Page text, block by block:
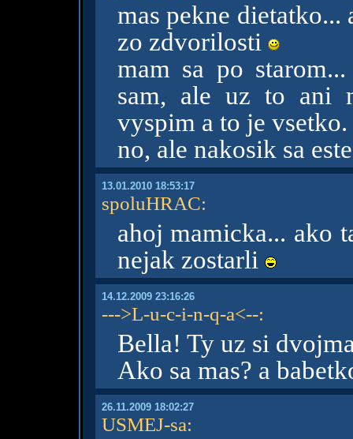
mas pekne
zo zdvorilosti
mam sa po
sam, ale uz to ani
vyspim a to je vsetko.
no, ale nakosik sa
13.01.2010 18:53:17
spoluHRAC:
ahoj mamicka... ako
nejak zostarli
14.12.2009 23:16:26
--->L-u-c-i-n-q-a<--:
Bella! Ty uz si
Ako sa mas? a
26.11.2009 18:02:27
USMEJ-sa: